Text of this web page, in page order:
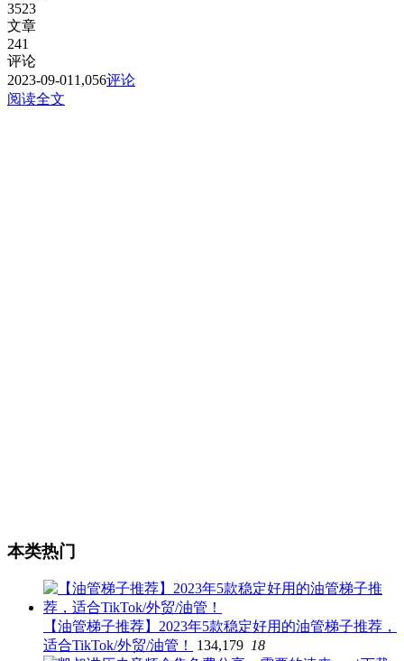
3523
文章
241
评论
2023-09-01 1,056评论
阅读全文
本类热门
【油管梯子推荐】2023年5款稳定好用的油管梯子推荐，
适合TikTok/外贸/油管！
134,179 18